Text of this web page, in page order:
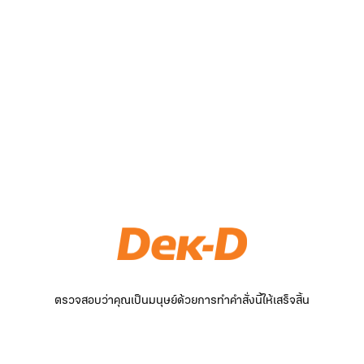
ตรวจสอบว่าคุณเป็นมนุษย์ด้วยการทำคำสั่งนี้ให้เสร็จสิ้น